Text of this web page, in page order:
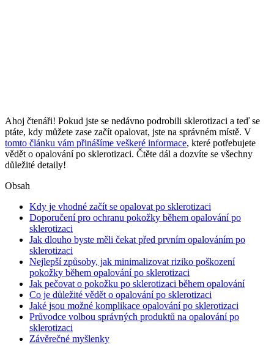
Ahoj čtenáři! Pokud jste se nedávno podrobili sklerotizaci a teď se
ptáte, kdy můžete zase začít opalovat, jste na správném místě. V
tomto článku vám přinášíme veškeré informace, které potřebujete
vědět o opalování po sklerotizaci. Čtěte dál a dozvíte se všechny
důležité detaily!
Obsah
Kdy je vhodné začít se opalovat po sklerotizaci
Doporučení pro ochranu pokožky během opalování po
sklerotizaci
Jak dlouho byste měli čekat před prvním opalováním po
sklerotizaci
Nejlepší způsoby, jak minimalizovat riziko poškození
pokožky během opalování po sklerotizaci
Jak pečovat o pokožku po sklerotizaci během opalování
Co je důležité vědět o opalování po sklerotizaci
Jaké jsou možné komplikace opalování po sklerotizaci
Průvodce volbou správných produktů na opalování po
sklerotizaci
Závěrečné myšlenky